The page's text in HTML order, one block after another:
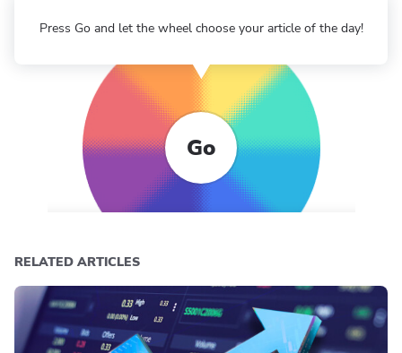
Go
Press Go and let the wheel choose your article of the day!
RELATED ARTICLES